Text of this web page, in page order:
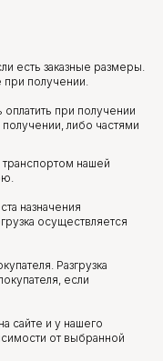
есть заказные размеры.
при получении.
оплатить при получении
либо частями
нашей
назначения
осуществляется
Разгрузка
если
сайте и у нашего
от выбранной